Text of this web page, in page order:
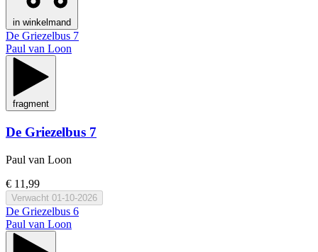
in winkelmand
De Griezelbus 7
Paul van Loon
fragment
De Griezelbus 7
Paul van Loon
€ 11,99
Verwacht 01-10-2026
De Griezelbus 6
Paul van Loon